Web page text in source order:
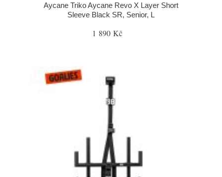
Aycane Triko Aycane Revo X Layer Short
Sleeve Black SR, Senior, L
1 890 Kč